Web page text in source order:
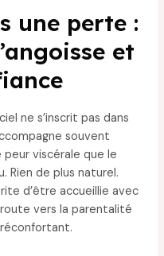
une perte :
et
ne s’inscrit pas dans
souvent
peur viscérale que le
Rien de plus naturel.
d’être accueillie avec
vers la parentalité